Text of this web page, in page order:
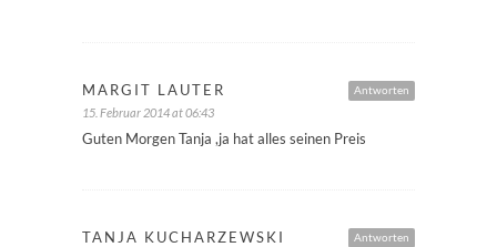
Antworten
MARGIT LAUTER
15. Februar 2014 at 06:43
Guten Morgen Tanja ,ja hat alles seinen Preis
Antworten
TANJA KUCHARZEWSKI